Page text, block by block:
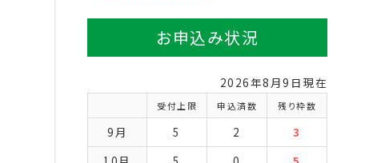
お申込み状況
2026年8月9日現在
受付上限 申込済数 残り枠数
9月 5 2
3